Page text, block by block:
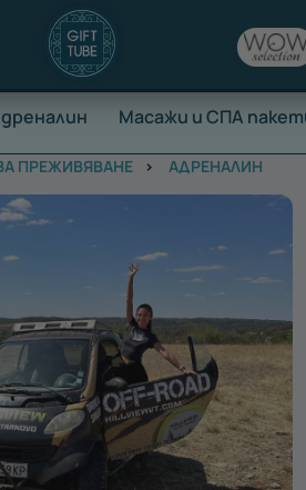
Масажи и СПА
ПРЕЖИВЯВАНЕ АДРЕНАЛИН